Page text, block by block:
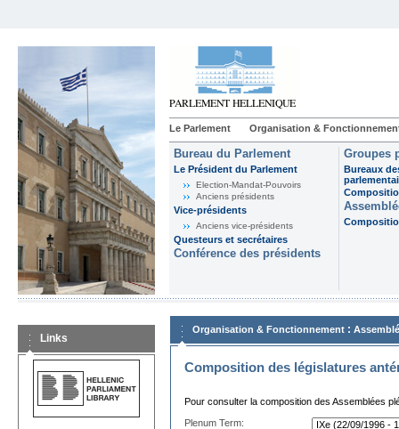
Le Parlement Organisation &
Bureau du Parlement
Le Président du Parlement
Election-Mandat-Pouvoirs
Anciens présidents
Vice-présidents
Anciens vice-présidents
Questeurs et secrétaires
Conférence des présidents
Groupes
Bureaux
Links
Organisation & Fonctionnement :
Composition des législatures
Pour consulter la composition des Assemblées
Plenum Term: